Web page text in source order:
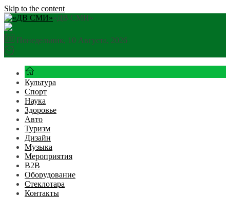
Skip to the content
«ДВ СМИ»
Понедельник, 10 Августа, 2026
Культура
Спорт
Наука
Здоровье
Авто
Туризм
Дизайн
Музыка
Мероприятия
B2B
Оборудование
Стеклотара
Контакты